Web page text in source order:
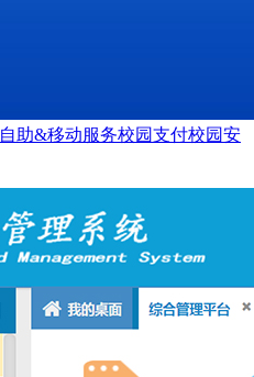
自助&移动服务校园支付校园安